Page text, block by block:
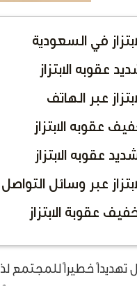
في السعودية
عقوبه الابتزاز
عبر الهاتف
عقوبه الابتزاز
عقوبه الابتزاز
عبر وسائل
عقوبة الابتزاز
تهديداً خطيراً للمجتمع